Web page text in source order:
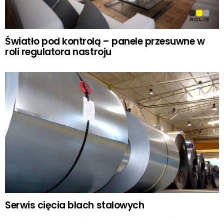
Światło pod kontrolą – panele przesuwne w
roli regulatora nastroju
Serwis cięcia blach stalowych